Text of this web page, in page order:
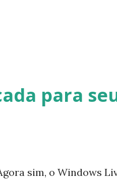
para
sim, o Windows